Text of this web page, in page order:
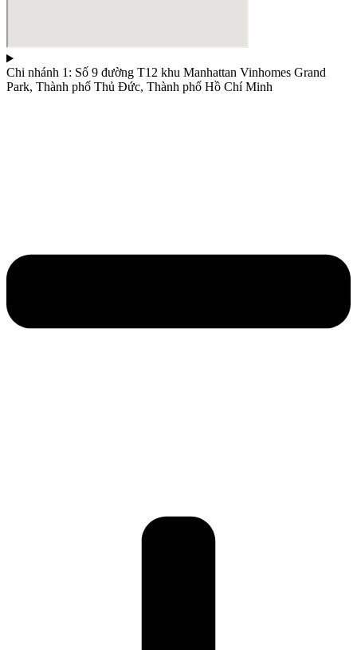
Chi nhánh 1: Số 9 đường T12 khu Manhattan Vinhomes Grand
Park, Thành phố Thủ Đức, Thành phố Hồ Chí Minh